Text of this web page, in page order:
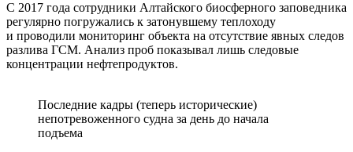
С 2017 года сотрудники Алтайского биосферного заповедника
регулярно погружались к затонувшему теплоходу
и проводили мониторинг объекта на отсутствие явных следов
разлива ГСМ. Анализ проб показывал лишь следовые
концентрации нефтепродуктов.
Последние кадры (теперь исторические)
непотревоженного судна за день до начала
подъема